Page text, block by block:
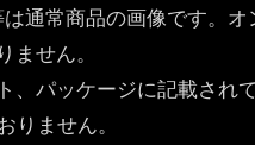
通常商品の画像です。オ
ません。
、パッケージに記載され
りません。